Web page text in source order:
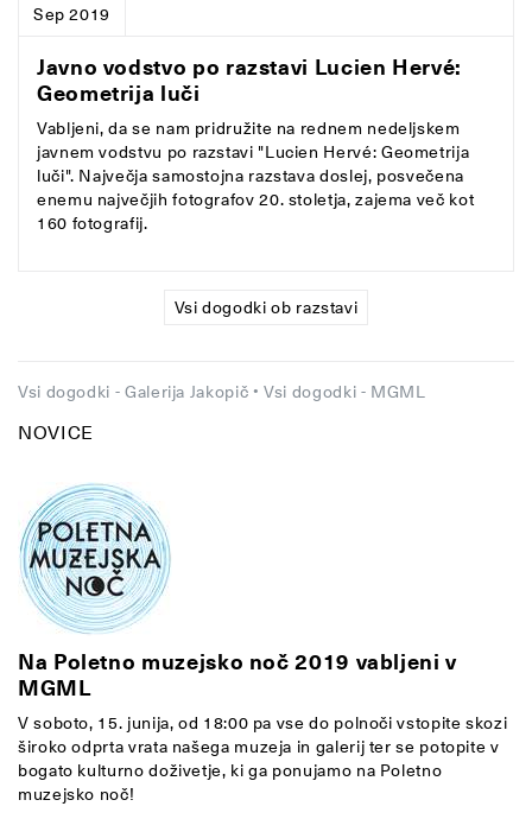
NOVICE
Na Poletno muzejsko noč 2019 vabljeni v
MGML
V soboto, 15. junija, od 18:00 pa vse do polnoči vstopite skozi
široko odprta vrata našega muzeja in galerij ter se potopite v
bogato kulturno doživetje, ki ga ponujamo na Poletno
muzejsko noč!
Sep 2019
Javno vodstvo po razstavi Lucien Hervé:
Geometrija luči
Vabljeni, da se nam pridružite na rednem nedeljskem
javnem vodstvu po razstavi "Lucien Hervé: Geometrija
luči". Največja samostojna razstava doslej, posvečena
enemu največjih fotografov 20. stoletja, zajema več kot
160 fotografij.
Vsi dogodki ob razstavi
Vsi dogodki - Galerija Jakopič •Vsi dogodki - MGML